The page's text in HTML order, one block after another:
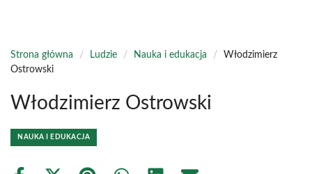
Strona główna / Ludzie / Nauka i edukacja /
Włodzimierz
Ostrowski
Włodzimierz Ostrowski
NAUKA I EDUKACJA